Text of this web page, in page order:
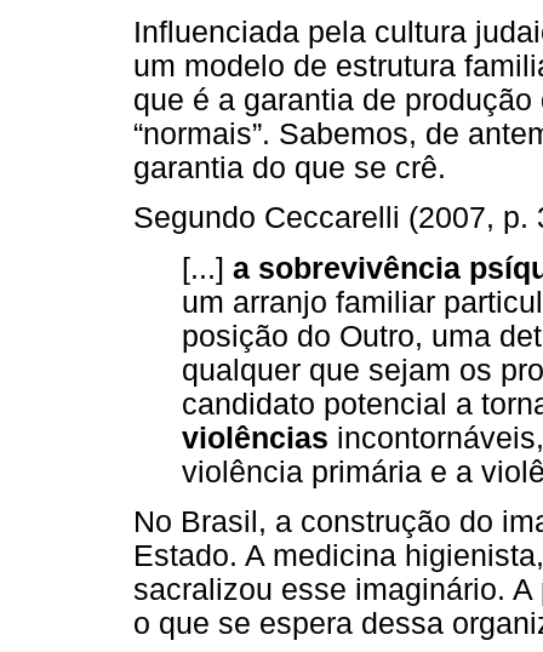
Influenciada pela cultura
um modelo de estrutura
que é a garantia de
“normais”. Sabemos, de
garantia do que se crê.
Segundo Ceccarelli (2007, p.
[...] a sobrevivência
um arranjo familiar
posição do Outro, uma
qualquer que sejam os
candidato potencial a
violências
violência primária e a
No Brasil, a construção do
Estado. A medicina
sacralizou esse imaginário.
o que se espera dessa